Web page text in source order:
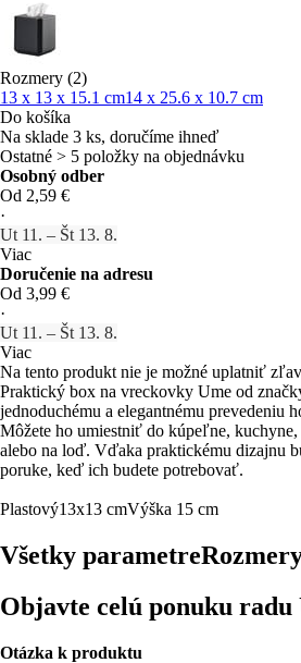
Rozmery (2)
13 x 13 x 15.1 cm14 x 25.6 x 10.7 cm
Do košíka
Na sklade 3 ks, doručíme ihneď
Ostatné > 5 položky na objednávku
Osobný odber
Od 2,59 €
·
Ut 11. – Št 13. 8.
Viac
Doručenie na adresu
Od 3,99 €
·
Ut 11. – Št 13. 8.
Viac
Na tento produkt nie je možné uplatniť
Praktický box na vreckovky Ume od
jednoduchému a elegantnému prevedeniu
Môžete ho umiestniť do kúpeľne, kuchyne,
alebo na loď. Vďaka praktickému dizajnu
poruke, keď ich budete potrebovať.
Plastový13x13 cmVýška 15 cm
Všetky parametre
Objavte celú ponuku radu
Otázka k produktu